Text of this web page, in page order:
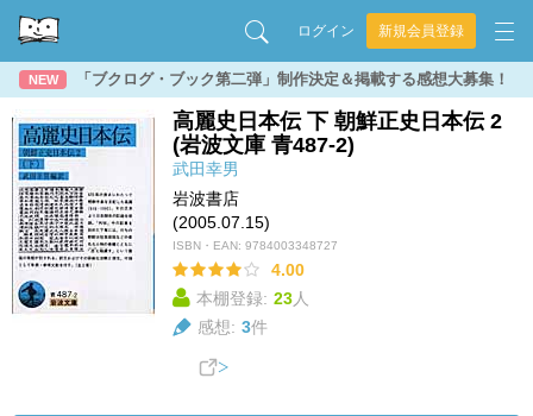
ログイン 新規会員登録
NEW 「ブクログ・ブック第二弾」制作決定＆掲載する感想大募集！
高麗史日本伝 下 朝鮮正史日本伝 2
(岩波文庫 青487-2)
武田幸男
岩波書店
(2005.07.15)
ISBN・EAN: 9784003348727
4.00
本棚登録: 23人
感想: 3件